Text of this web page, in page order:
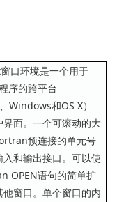
口环境是一个用于
序的跨平台
Windows和OS X）
界面。一个可滚动的大
预连接的单元号
入和输出接口。可以使
OPEN语句的简单扩
他窗口。单个窗口的内